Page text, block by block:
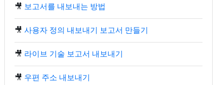
🎥 보고서를 내보내는 방법
🎥 사용자 정의 내보내기 보고서 만들기
🎥 라이브 기술 보고서 내보내기
🎥 우편 주소 내보내기